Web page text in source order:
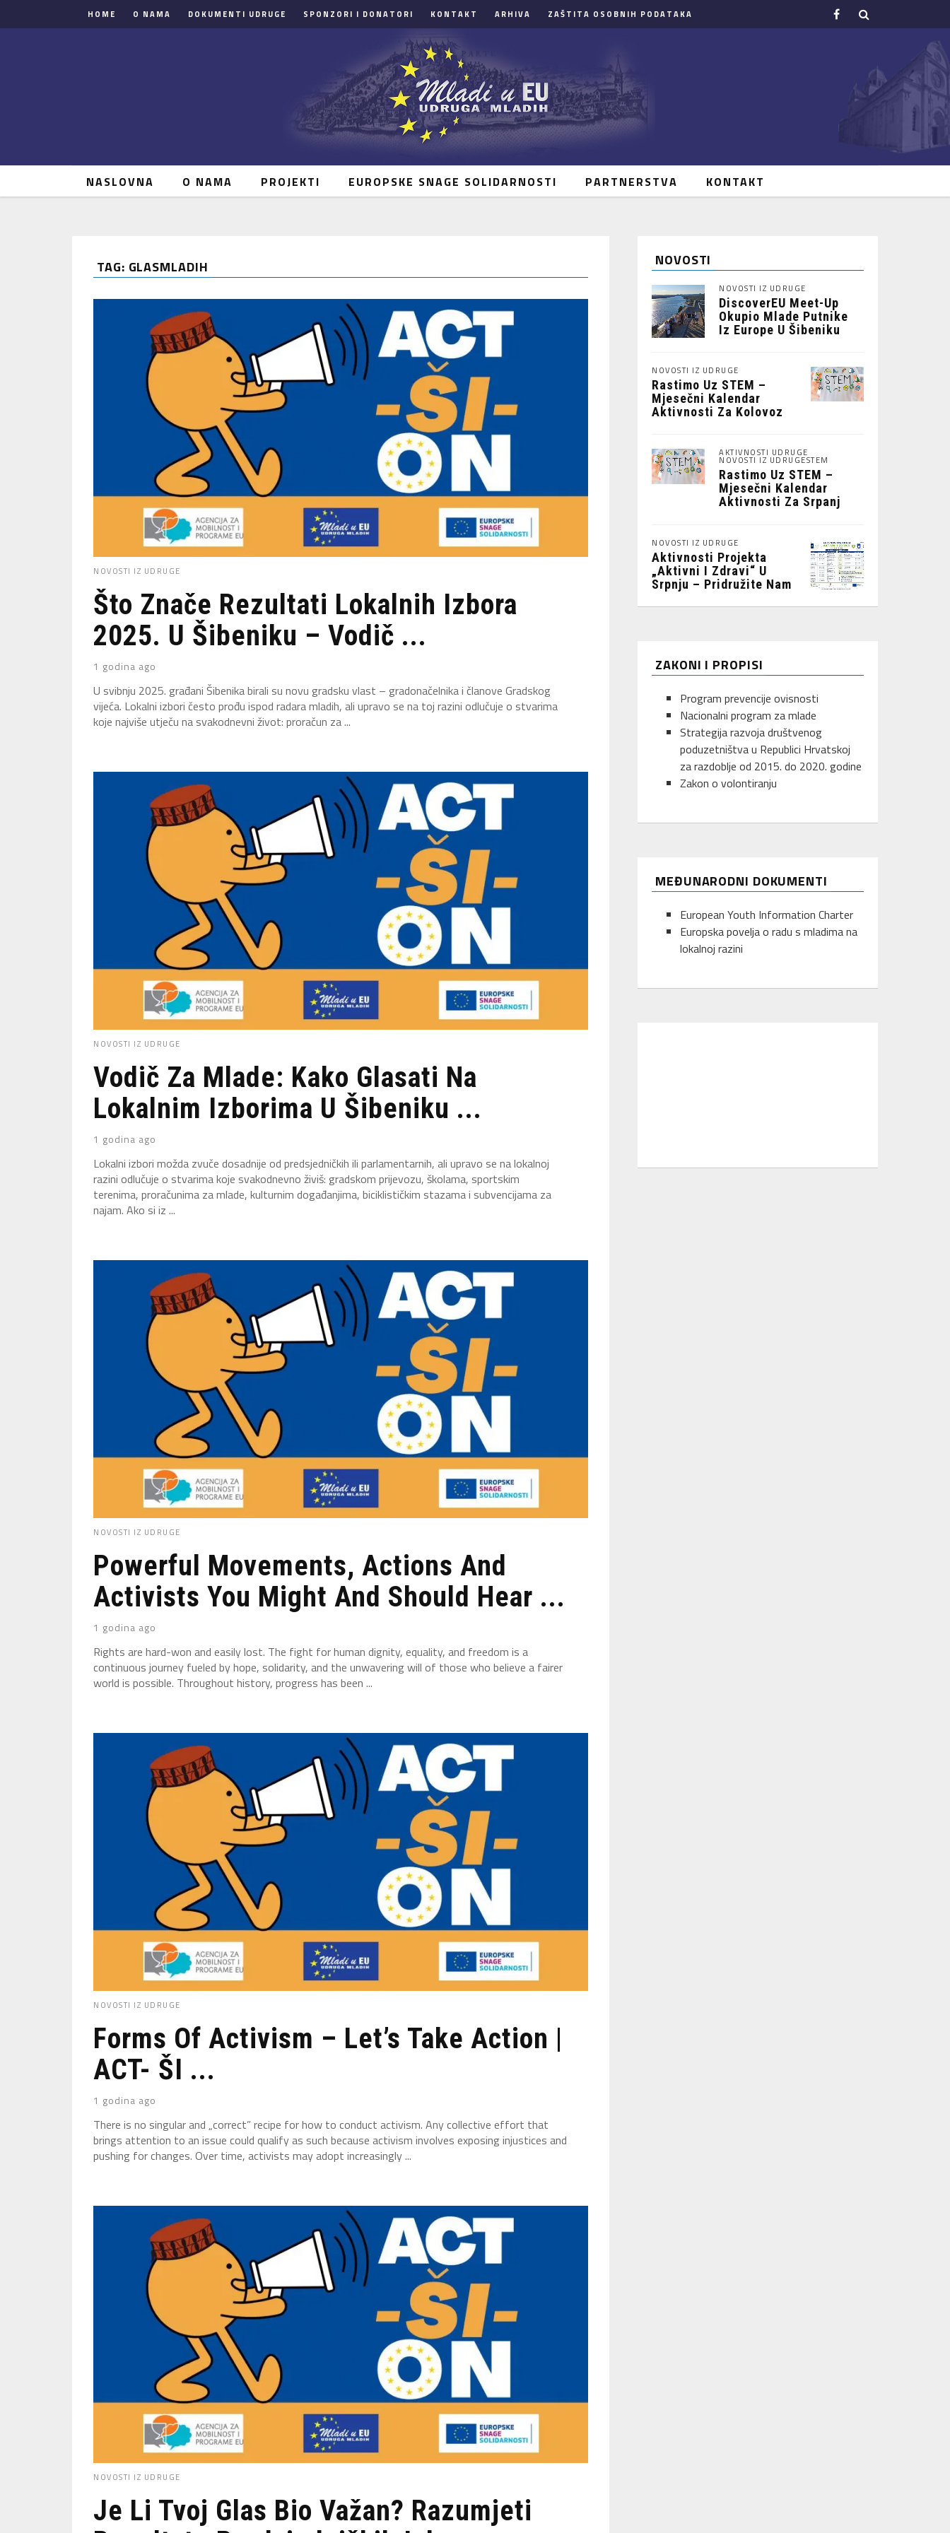
HOME O NAMA DOKUMENTI UDRUGE SPONZORI I DONATORI KONTAKT ARHIVA ZAŠTITA OSOBNIH PODATAKA
NASLOVNA O NAMA PROJEKTI EUROPSKE SNAGE SOLIDARNOSTI PARTNERSTVA KONTAKT
TAG: GLASMLADIH
NOVOSTI IZ UDRUGE
Što Znače Rezultati Lokalnih Izbora
2025. U Šibeniku – Vodič ...
1 godina ago
U svibnju 2025. građani Šibenika birali su novu gradsku vlast – gradonačelnika i članove Gradskog
vijeća. Lokalni izbori često prođu ispod radara mladih, ali upravo se na toj razini odlučuje o stvarima
koje najviše utječu na svakodnevni život: proračun za ...
NOVOSTI IZ UDRUGE
Vodič Za Mlade: Kako Glasati Na
Lokalnim Izborima U Šibeniku ...
1 godina ago
Lokalni izbori možda zvuče dosadnije od predsjedničkih ili parlamentarnih, ali upravo se na lokalnoj
razini odlučuje o stvarima koje svakodnevno živiš: gradskom prijevozu, školama, sportskim
terenima, proračunima za mlade, kulturnim događanjima, biciklističkim stazama i subvencijama za
najam. Ako si iz ...
NOVOSTI IZ UDRUGE
Powerful Movements, Actions And
Activists You Might And Should Hear ...
1 godina ago
Rights are hard-won and easily lost. The fight for human dignity, equality, and freedom is a
continuous journey fueled by hope, solidarity, and the unwavering will of those who believe a fairer
world is possible. Throughout history, progress has been ...
NOVOSTI IZ UDRUGE
Forms Of Activism – Let’s Take Action |
ACT- ŠI ...
1 godina ago
There is no singular and „correct” recipe for how to conduct activism. Any collective effort that
brings attention to an issue could qualify as such because activism involves exposing injustices and
pushing for changes. Over time, activists may adopt increasingly ...
NOVOSTI IZ UDRUGE
Je Li Tvoj Glas Bio Važan? Razumjeti
NOVOSTI
NOVOSTI IZ UDRUGE
DiscoverEU Meet-Up
Okupio Mlade Putnike
Iz Europe U Šibeniku
NOVOSTI IZ UDRUGE
Rastimo Uz STEM –
Mjesečni Kalendar
Aktivnosti Za Kolovoz
AKTIVNOSTI UDRUGE
NOVOSTI IZ UDRUGESTEM
Rastimo Uz STEM –
Mjesečni Kalendar
Aktivnosti Za Srpanj
NOVOSTI IZ UDRUGE
Aktivnosti Projekta
„Aktivni I Zdravi“ U
Srpnju – Pridružite Nam
ZAKONI I PROPISI
Program prevencije ovisnosti
Nacionalni program za mlade
Strategija razvoja društvenog
poduzetništva u Republici Hrvatskoj
za razdoblje od 2015. do 2020. godine
Zakon o volontiranju
MEĐUNARODNI DOKUMENTI
European Youth Information Charter
Europska povelja o radu s mladima na
lokalnoj razini